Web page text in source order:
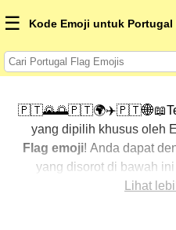
☰ Kode Emoji untuk Portugal
yang dipilih khusus oleh
Flag emoji! Anda dapat
yang disorot di bawah
percakapan Anda untuk
Lihat